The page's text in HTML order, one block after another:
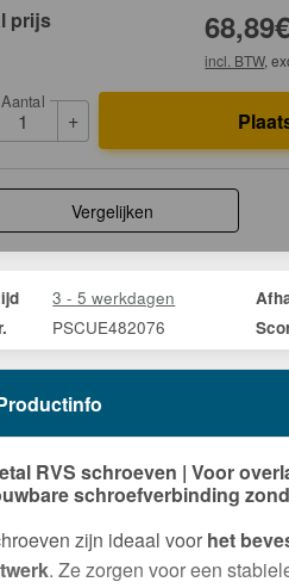
prijs
68,89€
incl. BTW,
Aantal
+
Vergelijken
3 - 5 werkdagen
PSCUE482076
RVS schroeven | Voor
schroefverbinding
zijn ideaal voor het
. Ze zorgen voor een